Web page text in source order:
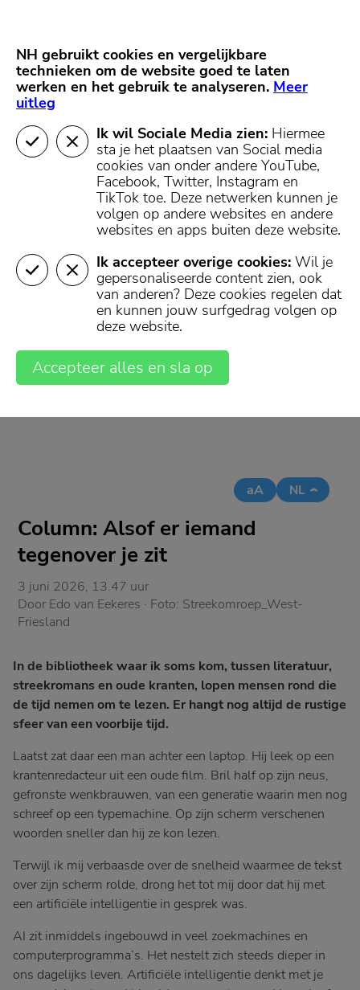
Mijn regio
aA NL
Column: Alsof er iemand
tegenover je zit
3 juni 2026, 13.47 uur
Door Edo van Eekeres · Foto: Streekomroep_West-
Friesland
In de bibliotheek waar ik soms kom, tussen literatuur,
streekromans en oude kranten, lopen mensen rond die
de tijd nemen om te lezen. Er hangt nog altijd de rustige
sfeer van een voorbije tijd.
Laatst zat daar een man achter een laptop. Hij leek op een
krantenredacteur uit een oude film. Bril half op zijn neus,
gefronste wenkbrauwen, van een generatie waarin men nog
schreef op een typemachine. Op zijn scherm verschenen
woorden sneller dan hij ze kon lezen.
Terwijl ik mij verbaasde over de snelheid waarmee de tekst
over zijn scherm rolde, drong het tot mij door dat hij met
een artificiële intelligentie in gesprek was.
AI zit inmiddels ingebouwd in veel zoekmachines en
computerprogramma’s. Het nestelt zich steeds dieper in
ons dagelijks leven. Artificiële intelligentie denkt met je
NH gebruikt cookies en vergelijkbare
technieken om de website goed te laten
werken en het gebruik te analyseren. Meer
uitleg
Ik wil Sociale Media zien: Hiermee
sta je het plaatsen van Social media
cookies van onder andere YouTube,
Facebook, Twitter, Instagram en
TikTok toe. Deze netwerken kunnen je
volgen op andere websites en andere
websites en apps buiten deze website.
Ik accepteer overige cookies: Wil je
gepersonaliseerde content zien, ook
van anderen? Deze cookies regelen dat
en kunnen jouw surfgedrag volgen op
deze website.
Accepteer alles en sla op